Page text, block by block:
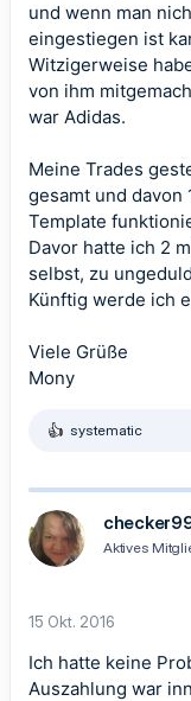
und wenn man
eingestiegen ist
Witzigerweise
von ihm
war Adidas.
Meine Trades
gesamt und davon
Template
Davor hatte ich 2
selbst, zu
Künftig werde ich
Viele Grüße
Mony
R
k
t
i
o
n
systematic
Aktives
15 Okt. 2016
Ich hatte keine
Auszahlung war